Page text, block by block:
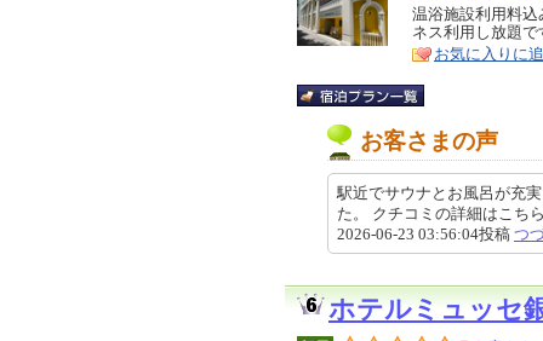
リ
ア
特
徴
温浴施設利用料
ネス利用し放題で
お気に入りに
お客さまの声
駅近でサウナとお風呂が充
た。 クチコミの詳細はこ
2026-06-23 03:56:04投稿 つ
ホテルミュッセ